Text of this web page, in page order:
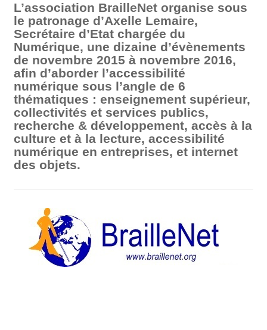
L’association BrailleNet organise sous
le patronage d’Axelle Lemaire,
Secrétaire d’Etat chargée du
Numérique, une dizaine d’évènements
de novembre 2015 à novembre 2016,
afin d’aborder l’accessibilité
numérique sous l’angle de 6
thématiques : enseignement supérieur,
collectivités et services publics,
recherche & développement, accès à la
culture et à la lecture, accessibilité
numérique en entreprises, et internet
des objets.